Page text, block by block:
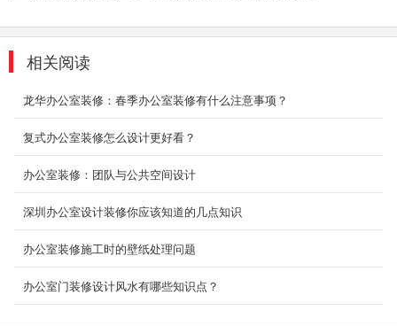
相关阅读
龙华办公室装修：春季办公室装修有什么注意事项？
复式办公室装修怎么设计更好看？
办公室装修：团队与公共空间设计
深圳办公室设计装修你应该知道的几点知识
办公室装修施工时的壁纸处理问题
办公室门装修设计风水有哪些知识点？
批...
科技办公室装修_精诚时代
有序、充满了表现力。在每个层段都设置了一扇
2018-07-23
大型厂房装饰
深圳装修设计为什么要选深圳东森装饰公司？
2、深圳东森装饰是标准化成熟施工组织，大批
量采购及成熟...
2018-07-30